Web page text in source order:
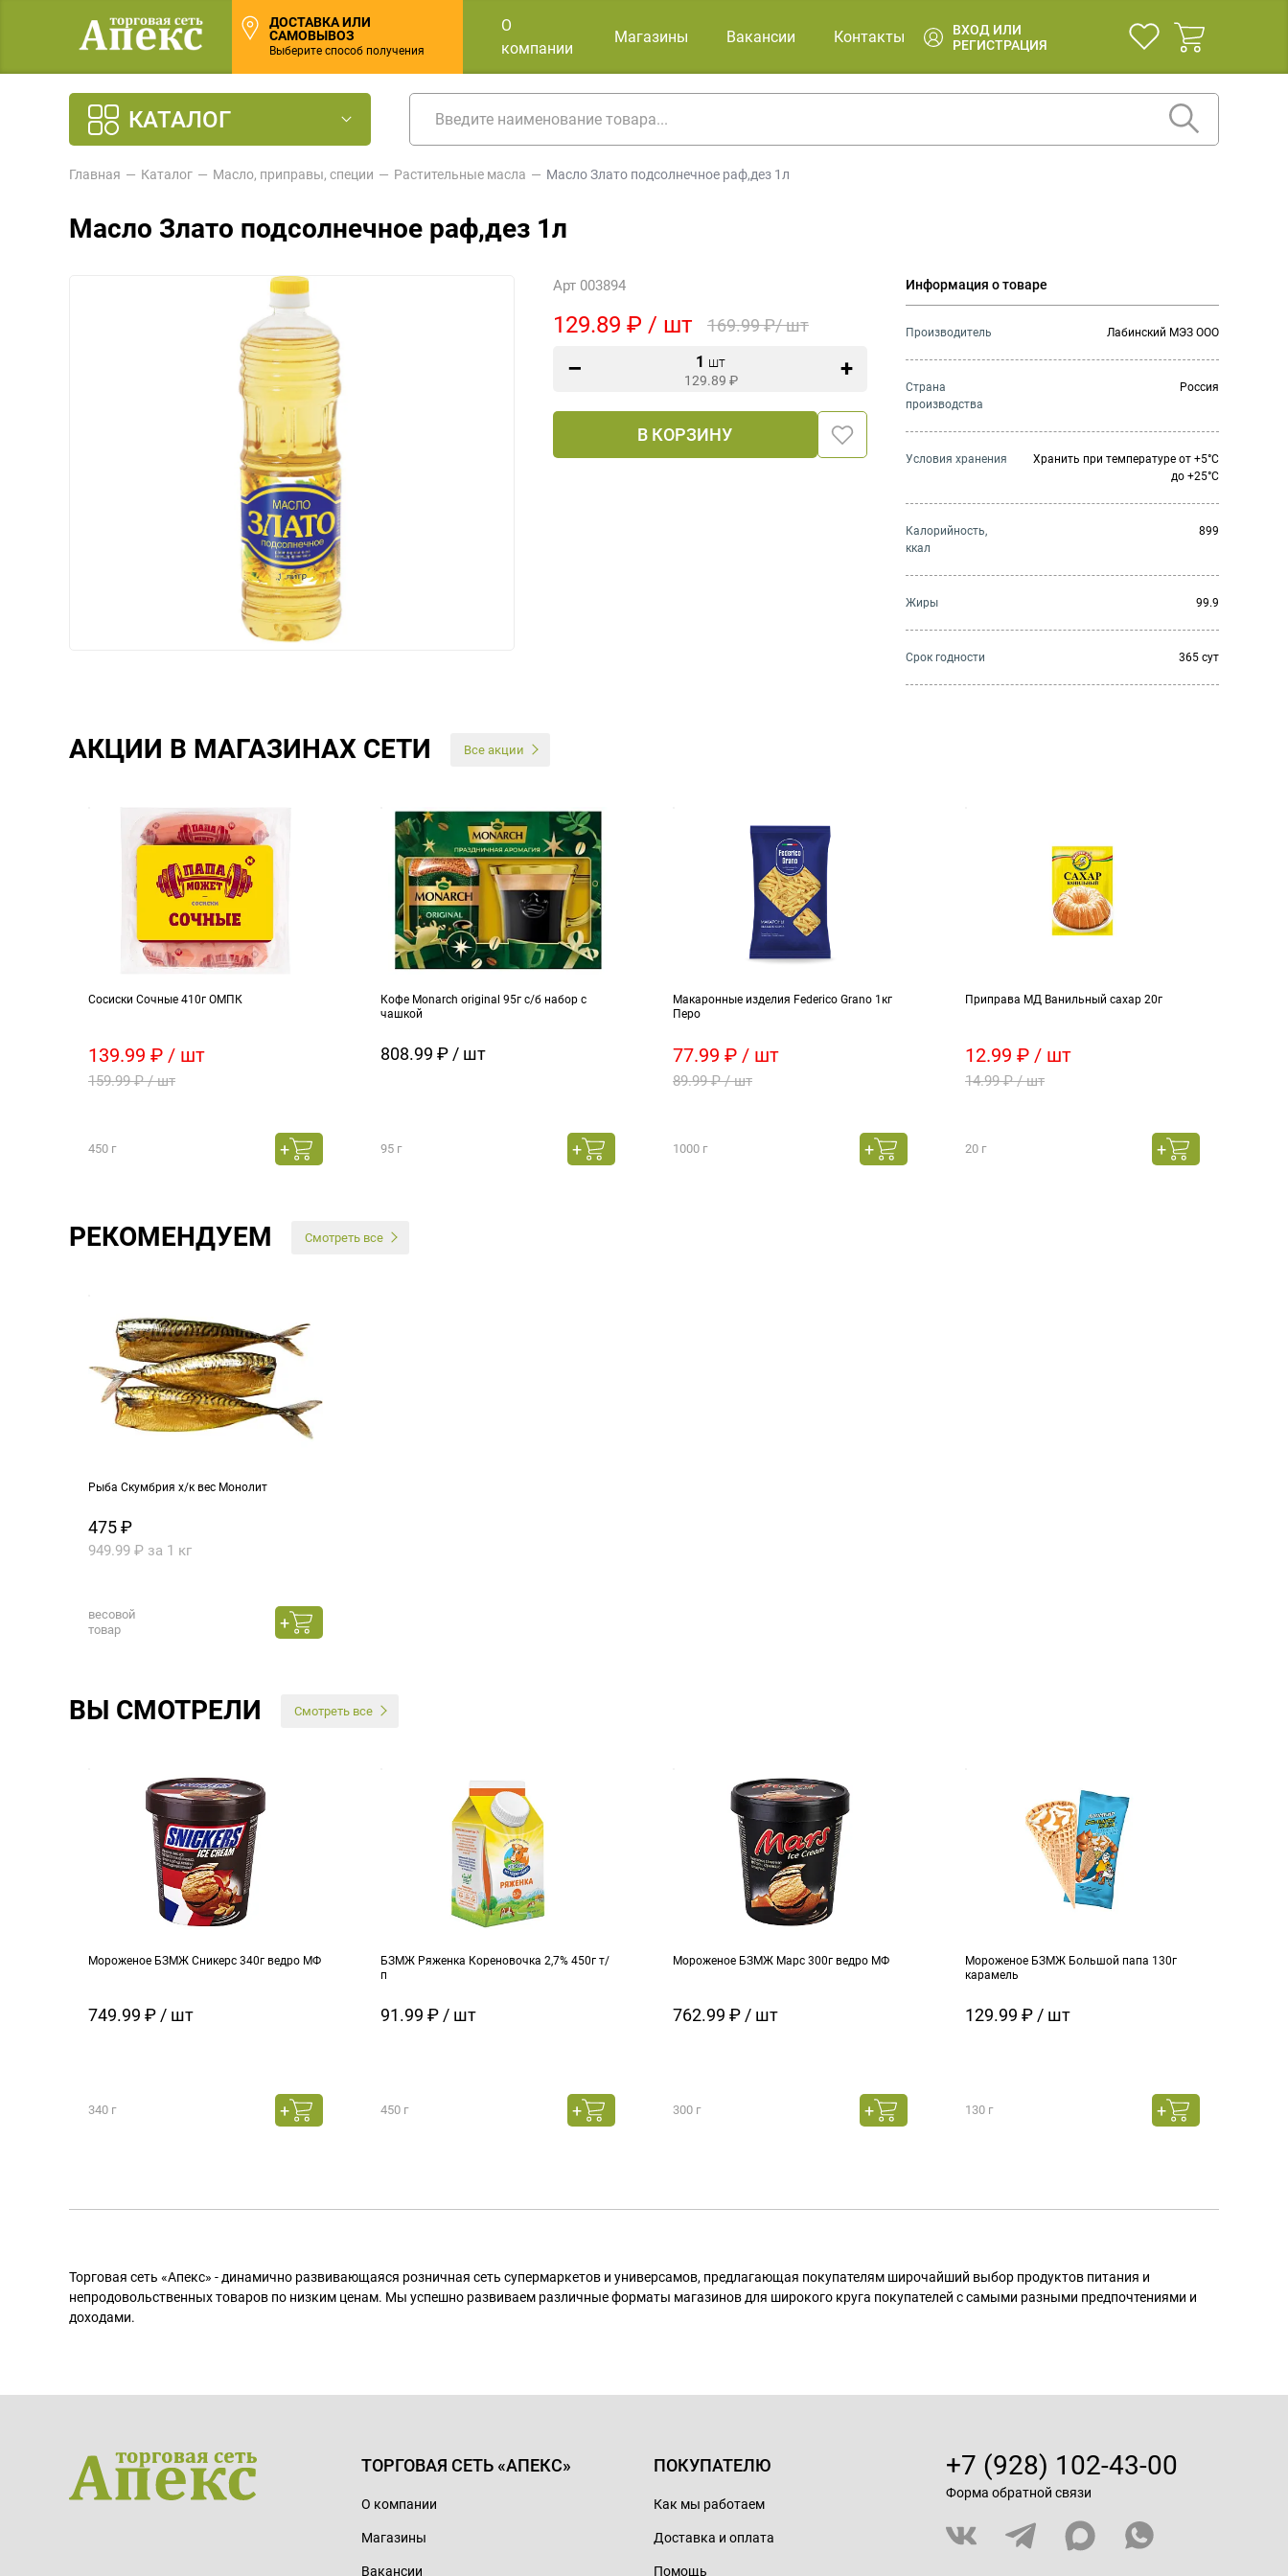
ДОСТАВКА ИЛИ
САМОВЫВОЗ
Выберите способ получения
О
компании
Магазины Вакансии Контакты
ВХОД ИЛИ
РЕГИСТРАЦИЯ
КАТАЛОГ
Главная Каталог Масло, приправы, специи Растительные масла Масло Злато подсолнечное раф,дез 1л
Масло Злато подсолнечное раф,дез 1л
Арт 003894
129.89 ₽ / шт 169.99 ₽/ шт
1 шт
129.89 ₽
В КОРЗИНУ
Информация о товаре
Производитель Лабинский МЭЗ ООО
Страна
производства
Россия
Условия хранения
Хранить при температуре от +5°С
до +25°С
Калорийность,
ккал
899
Жиры 99.9
Cрок годности 365 сут
АКЦИИ В МАГАЗИНАХ СЕТИ Все акции
Сосиски Сочные 410г ОМПК
139.99 ₽ / шт
159.99 ₽ / шт
450 г
Кофе Monarch original 95г с/б набор с
чашкой
808.99 ₽ / шт
95 г
Макаронные изделия Federico Grano 1кг
Перо
77.99 ₽ / шт
89.99 ₽ / шт
1000 г
Приправа МД Ванильный сахар 20г
12.99 ₽ / шт
14.99 ₽ / шт
20 г
РЕКОМЕНДУЕМ Смотреть все
Рыба Скумбрия х/к вес Монолит
475 ₽
949.99 ₽ за 1 кг
весовой
товар
ВЫ СМОТРЕЛИ Смотреть все
Мороженое БЗМЖ Сникерс 340г ведро МФ
749.99 ₽ / шт
340 г
БЗМЖ Ряженка Кореновочка 2,7% 450г т/
п
91.99 ₽ / шт
450 г
Мороженое БЗМЖ Марс 300г ведро МФ
762.99 ₽ / шт
300 г
Мороженое БЗМЖ Большой папа 130г
карамель
129.99 ₽ / шт
130 г
Торговая сеть «Апекс» - динамично развивающаяся розничная сеть супермаркетов и универсамов, предлагающая покупателям широчайший выбор продуктов питания и
непродовольственных товаров по низким ценам. Мы успешно развиваем различные форматы магазинов для широкого круга покупателей с самыми разными предпочтениями и
доходами.
ТОРГОВАЯ СЕТЬ «АПЕКС»
О компании
Магазины
Вакансии
ПОКУПАТЕЛЮ
Как мы работаем
Доставка и оплата
Помощь
+7 (928) 102-43-00
Форма обратной связи